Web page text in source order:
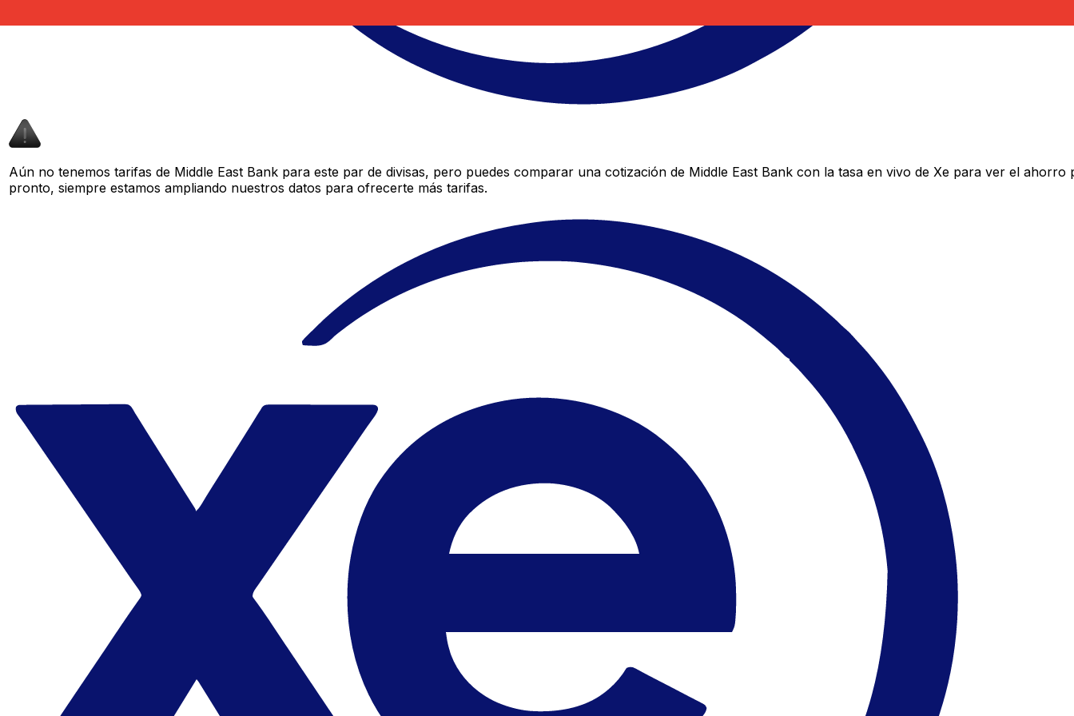
Aún no tenemos tarifas de Middle East Bank para este par de divisas, pero puedes comparar una cotización de Middle East Bank con la tasa en vivo de Xe para ver el ahorro
pronto, siempre estamos ampliando nuestros datos para ofrecerte más tarifas.